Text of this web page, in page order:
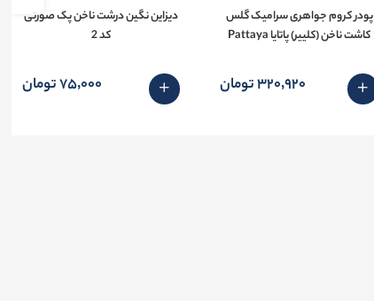
پودر کروم جواهری سرامیک گلس
کاشت ناخن (کلییر) پاتایا Pattaya
320٬920 تومان
دیزاین نگین درشت ناخن پک صورتی
کد 2
75٬000 تومان